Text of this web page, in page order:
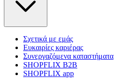
Σχετικά με εμάς
Ευκαιρίες καριέρας
Συνεργαζόμενα καταστήματα
SHOPFLIX B2B
SHOPFLIX app